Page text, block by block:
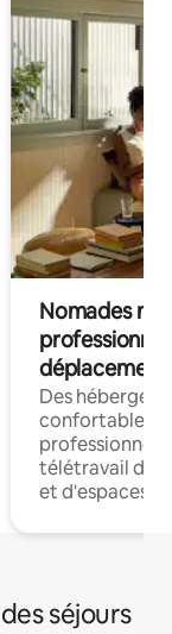
Nomades
déplacement
Des
confortables
professionnels
télétravail
et d'espaces
séjours